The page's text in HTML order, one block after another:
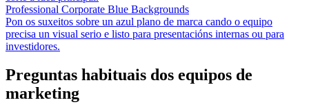
Professional Corporate Blue Backgrounds
Pon os suxeitos sobre un azul plano de marca cando o equipo
precisa un visual serio e listo para presentacións internas ou para
investidores.
Preguntas habituais dos equipos de
marketing